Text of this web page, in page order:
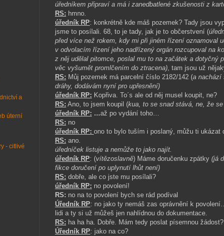
úředníkem připraví a má i zanedbatlené zkušenosti z
RS: hmno.
úředník RP: konkrétně kde máš pozemek? Tady jsou
jsme to posílali. 68, to je tady, jak je to občerstvení (
před více než rokem, kdy mi při jiném řízení oznamoval
v odvolacím řízení jeho nadřízený orgán rozcupoval na
z něj udělal pitomce, poslal mu to na začátek a dotyčný
věc vyšumět promlčením do ztracena), tam jsou už
RS: Můj pozemek má parcelní číslo 2182/142 (a nachází
dráhy, dodávám nyní pro upřesnění)
úředník RP: Kopřiva. To´s ale od něj musel koupit, ne?
RS: Ano, to jsem koupil (kua, to se snad stává, ne, že
úředník RP: …až po vydání toho…
RS: no
úředník RP: ono to bylo tuším i poslaný, můžu ti ukázat
RS: ano.
úředníček listuje a nemůže to jako najít.
úředník RP: (vítězoslavně) Máme doručenku zpátky (já
fikce doručení po uplynutí lhůt není)
RS: dobře, ale co jste mu posílali?
úředník RP: no povolení!
RS: no na to povolení bych se rád podíval
Úředník RP: no jako ty nemáš zas oprávnění k
lidi a ty si už můžeš jen nahlídnou do dokumentace.
RS: ha ha ha. Dobře. Mám tedy poslat písemnou žádost?
Úředník RP: jako na co?
a
úterní
- citlivé